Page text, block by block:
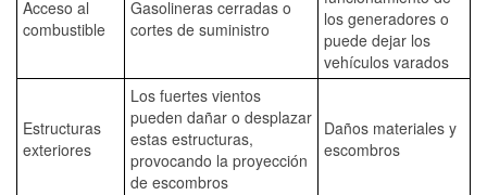
Acceso al
combustible
Gasolineras cerradas o
cortes de suministro
los generadores o
puede dejar los
vehículos varados
Estructuras
exteriores
Los fuertes vientos
pueden dañar o desplazar
estas estructuras,
provocando la proyección
de escombros
Daños materiales y
escombros